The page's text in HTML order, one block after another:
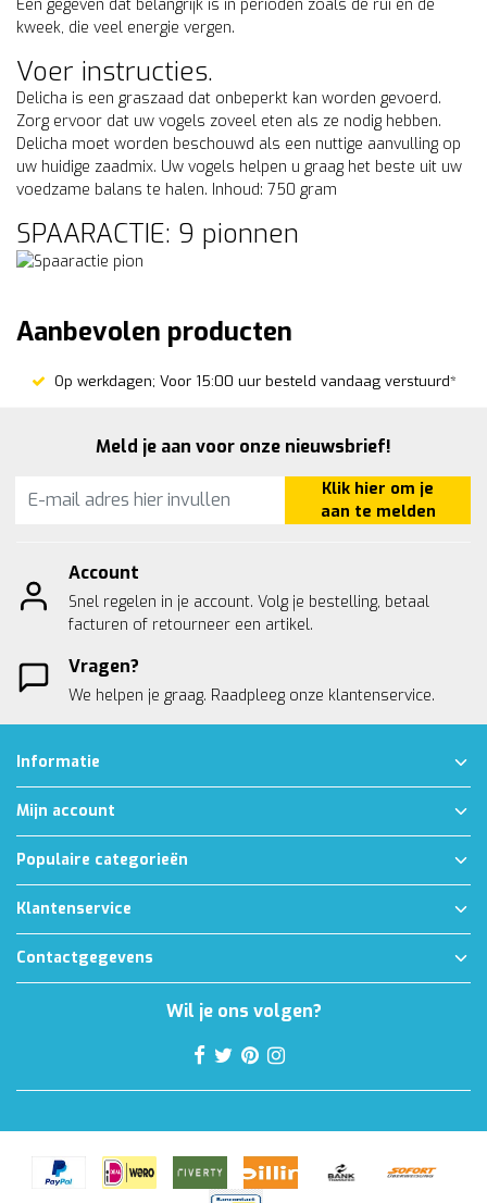
Een gegeven dat belangrijk is in perioden zoals de rui en de
kweek, die veel energie vergen.
Voer instructies.
Delicha is een graszaad dat onbeperkt kan worden gevoerd.
Zorg ervoor dat uw vogels zoveel eten als ze nodig hebben.
Delicha moet worden beschouwd als een nuttige aanvulling op
uw huidige zaadmix. Uw vogels helpen u graag het beste uit uw
voedzame balans te halen. Inhoud: 750 gram
SPAARACTIE: 9 pionnen
Aanbevolen producten
Op werkdagen; Voor 15:00 uur besteld vandaag verstuurd*
Meld je aan voor onze nieuwsbrief!
Klik hier om je
aan te melden
Account
Snel regelen in je account. Volg je bestelling, betaal
facturen of retourneer een artikel.
Vragen?
We helpen je graag. Raadpleeg onze klantenservice.
Informatie
Mijn account
Populaire categorieën
Klantenservice
Contactgegevens
Wil je ons volgen?